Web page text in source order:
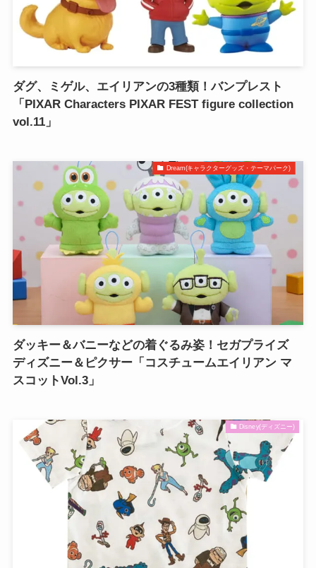
ダグ、ミゲル、エイリアンの3種類！バンプレスト
「PIXAR Characters PIXAR FEST figure collection
vol.11」
Dream(キャラクターグッズ・テーマパーク)
ダッキー＆バニーなどの着ぐるみ姿！セガプライズ
ディズニー＆ピクサー「コスチュームエイリアン マ
スコットVol.3」
Disney(ディズニー)